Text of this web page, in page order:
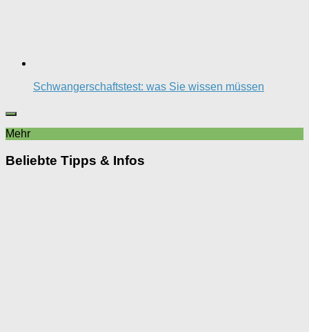
Schwangerschaftstest: was Sie wissen müssen
Mehr
Beliebte Tipps & Infos